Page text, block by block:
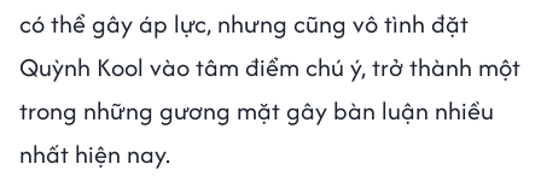
có thể gây áp lực, nhưng cũng vô tình đặt
Quỳnh Kool vào tâm điểm chú ý, trở thành một
trong những gương mặt gây bàn luận nhiều
nhất hiện nay.